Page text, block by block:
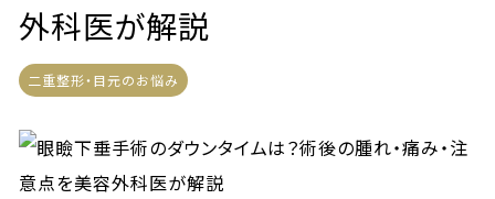
外科医が解説
二重整形・目元のお悩み